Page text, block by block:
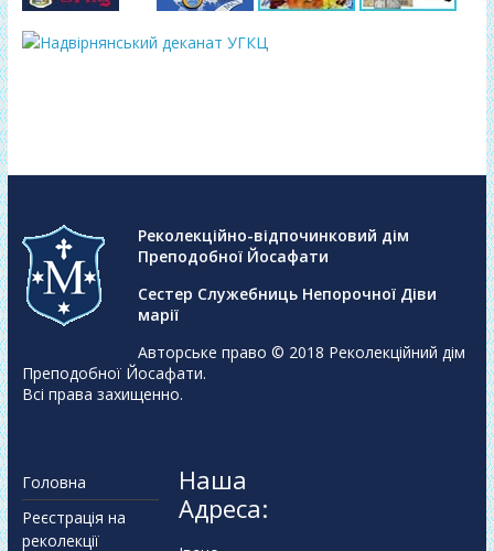
Реколекційно-відпочинковий дім
Преподобної Йосафати
Сестер Служебниць Непорочної Діви
марії
Авторське право © 2018 Реколекційний дім
Преподобної Йосафати.
Всі права захищенно.
Головна
Реєстрація на
реколекції
Наша
Адреса: